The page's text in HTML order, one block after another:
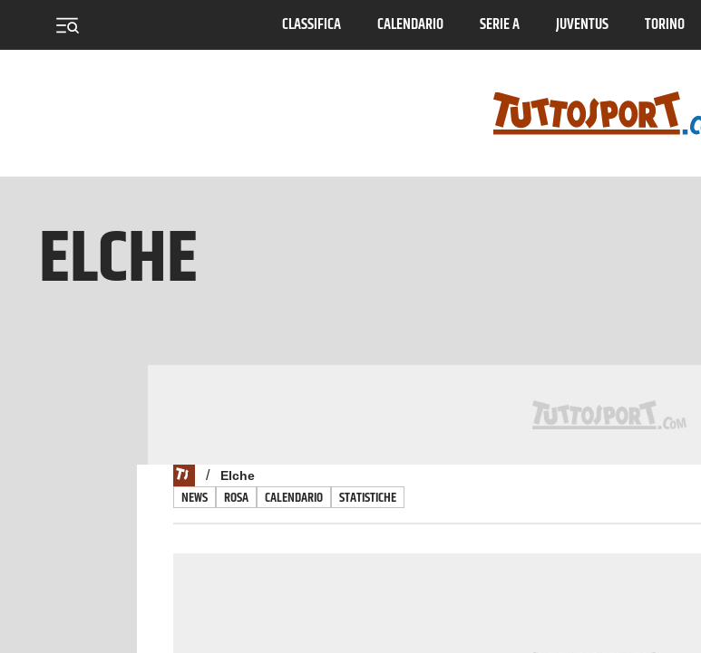
CLASSIFICA CALENDARIO SERIE A JUVENTUS TORINO
ELCHE
/ Elche
NEWS ROSA CALENDARIO STATISTICHE